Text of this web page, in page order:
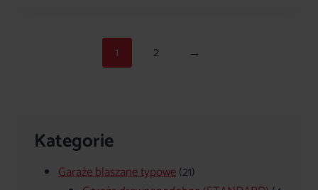
1 2 →
Kategorie
Garaże blaszane typowe 2121